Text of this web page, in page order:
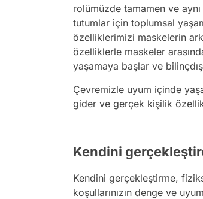
rolümüzde tamamen ve
tutumlar için toplumsal
özelliklerimizi maskelerin
özelliklerle maskeler
yaşamaya başlar ve
Çevremizle uyum içinde
gider ve gerçek kişilik
Kendini
Kendini gerçekleştirme,
koşullarınızın denge ve